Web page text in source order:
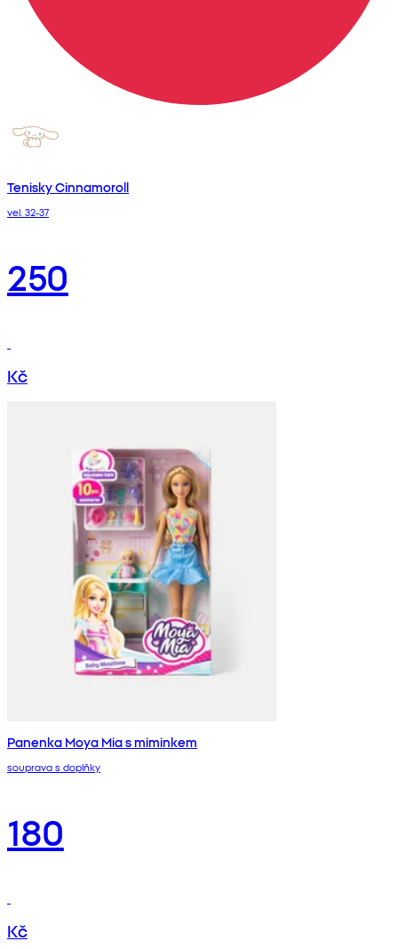
Tenisky Cinnamoroll
vel. 32-37
250
Kč
Panenka Moya Mia s miminkem
souprava s doplňky
180
Kč